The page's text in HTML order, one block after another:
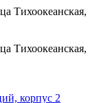
Тихоокеанская,
Тихоокеанская,